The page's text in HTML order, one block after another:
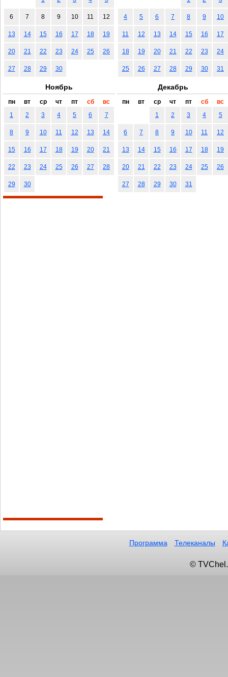
6 7 8 9 10 11 12
13 14 15 16 17 18 19
20 21 22 23 24 25 26
27 28 29 30
4 5 6 7 8 9 10
11 12 13 14 15 16 17
18 19 20 21 22 23 24
25 26 27 28 29 30 31
Ноябрь
пн вт ср чт пт сб
вс
1
2 3 4 5 6 7
8 9 10 11 12 13 14
15 16 17 18 19 20 21
22 23 24 25 26 27 28
29 30
Декабрь
пн вт ср чт пт сб
вс
1
2 3 4 5
6 7 8 9 10 11 12
13 14 15 16 17 18 19
20 21 22 23 24 25 26
27 28 29 30 31
Программа Телеканалы
©